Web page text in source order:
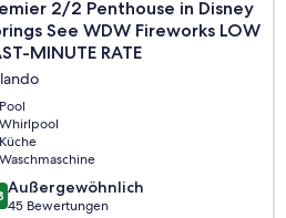
2/2 Penthouse in Disney
WDW Fireworks LOW
MINUTE RATE
Pool
Whirlpool
Küche
Waschmaschine
Außergewöhnlich
45 Bewertungen